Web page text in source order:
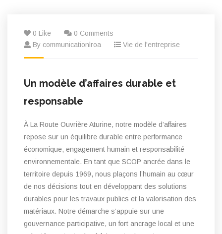
0 Like
0 Comments
By communicationlroa
Vie de l'entreprise
Un modèle d’affaires durable et
responsable
À La Route Ouvrière Aturine, notre modèle d’affaires
repose sur un équilibre durable entre performance
économique, engagement humain et responsabilité
environnementale. En tant que SCOP ancrée dans le
territoire depuis 1969, nous plaçons l’humain au cœur
de nos décisions tout en développant des solutions
durables pour les travaux publics et la valorisation des
matériaux. Notre démarche s’appuie sur une
gouvernance participative, un fort ancrage local et une